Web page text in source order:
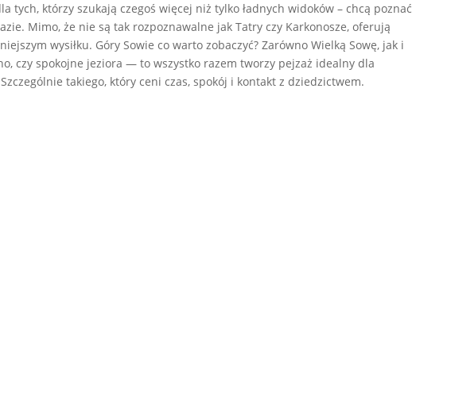
tych, którzy szukają czegoś więcej niż tylko ładnych widoków – chcą poznać
Mimo, że nie są tak rozpoznawalne jak Tatry czy Karkonosze, oferują
wysiłku. Góry Sowie co warto zobaczyć? Zarówno Wielką Sowę, jak i
czy spokojne jeziora — to wszystko razem tworzy pejzaż idealny dla
takiego, który ceni czas, spokój i kontakt z dziedzictwem.